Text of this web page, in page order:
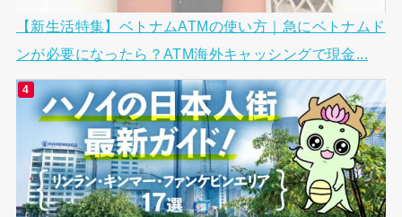
【新生活特集】ベトナムATMの使い方｜急にベトナムド
ンが必要になったら？ATM海外キャッシングで現金...